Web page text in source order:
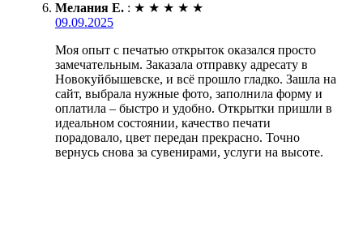
Мелания Е. : ★ ★ ★ ★ ★
09.09.2025
Моя опыт с печатью открыток оказался просто
замечательным. Заказала отправку адресату в
Новокуйбышевске, и всё прошло гладко. Зашла на
сайт, выбрала нужные фото, заполнила форму и
оплатила – быстро и удобно. Открытки пришли в
идеальном состоянии, качество печати
порадовало, цвет передан прекрасно. Точно
вернусь снова за сувенирами, услуги на высоте.